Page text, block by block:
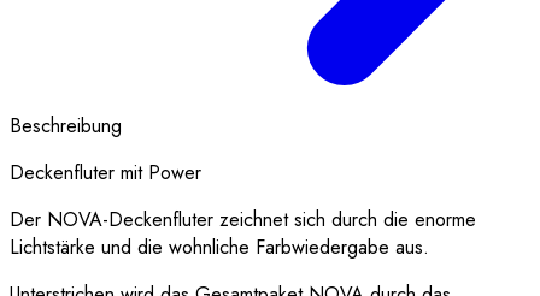
Beschreibung
Deckenfluter mit Power
Der NOVA-Deckenfluter zeichnet sich durch die enorme
Lichtstärke und die wohnliche Farbwiedergabe aus.